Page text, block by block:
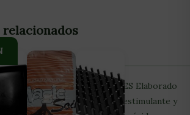
100% ALGAS NATURALES Elaborado
marinas que actúan como bioestimulante y